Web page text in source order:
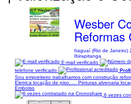
Wesber
Reformas
Itaguaí (Rio de Janeiro)
Ibirapitanga
E-mail verificado
telefone verificado
Sou empreiteiro trabalhamos com construção
Eletrica locação de piso..... Pinturas alvenaria
Embolso
6 vezes